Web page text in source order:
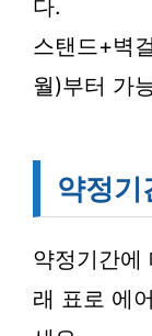
다.
스탠드+벽
월)부터 가
약정기
약정기간에
래 표로 에